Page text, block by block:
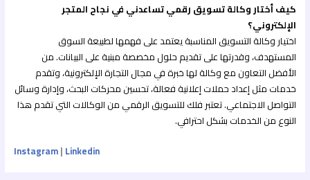
كيف أختار وكالة تسويق رقمي تساعدني في نجاح المتجر
الإلكتروني؟
اختيار وكالة التسويق المناسبة يعتمد على فهمها لطبيعة السوق
المستهدف، وقدرتها على تقديم حلول مخصصة مبنية على البيانات. من
الأفضل التعاون مع وكالة لها خبرة في مجال التجارة الإلكترونية، وتقدم
خدمات مثل إعداد حملات إعلانية فعالة، تحسين محركات البحث، وإدارة وسائل
التواصل الاجتماعي. تعتبر فلك للتسويق الرقمي من الوكالات التي تقدم هذا
النوع من الخدمات بشكل احترافي.
Instagram| Linkedin